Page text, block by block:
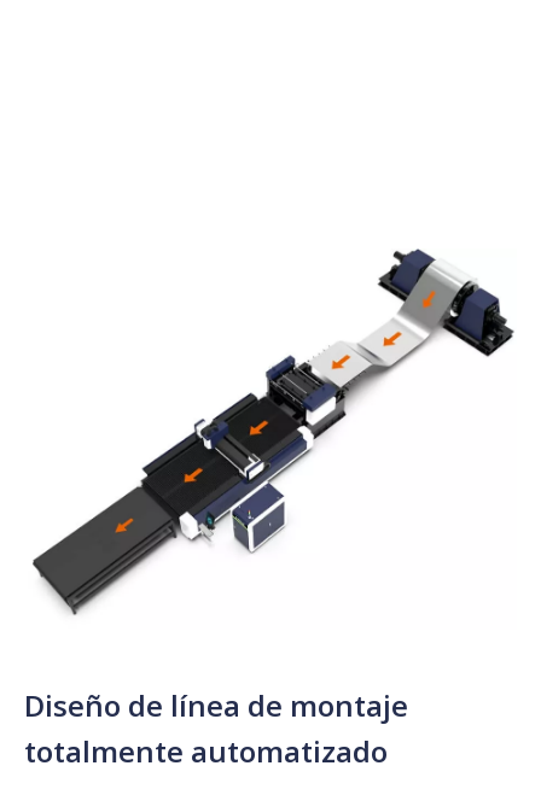
Diseño de línea de montaje
totalmente automatizado